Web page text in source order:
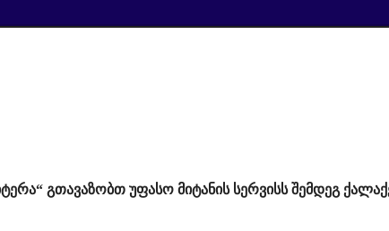
გთავაზობთ უფასო მიტანის სერვისს შემდეგ